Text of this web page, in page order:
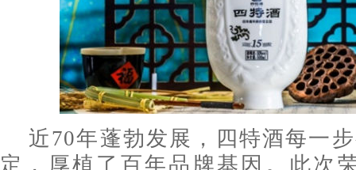
近70年蓬勃发展，四特酒每一
定，厚植了百年品牌基因。此次